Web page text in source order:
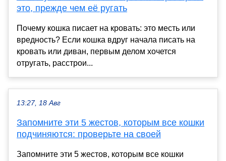
это, прежде чем её ругать
Почему кошка писает на кровать: это месть или
вредность? Если кошка вдруг начала писать на
кровать или диван, первым делом хочется
отругать, расстрои...
13:27, 18 Авг
Запомните эти 5 жестов, которым все кошки
подчиняются: проверьте на своей
Запомните эти 5 жестов, которым все кошки